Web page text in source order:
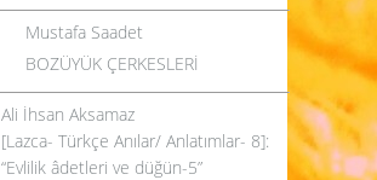
Mustafa Saadet
BOZÜYÜK ÇERKESLERİ
Ali İhsan Aksamaz
[Lazca- Türkçe Anılar/ Anlatımlar- 8]:
“Evlilik âdetleri ve düğün-5”